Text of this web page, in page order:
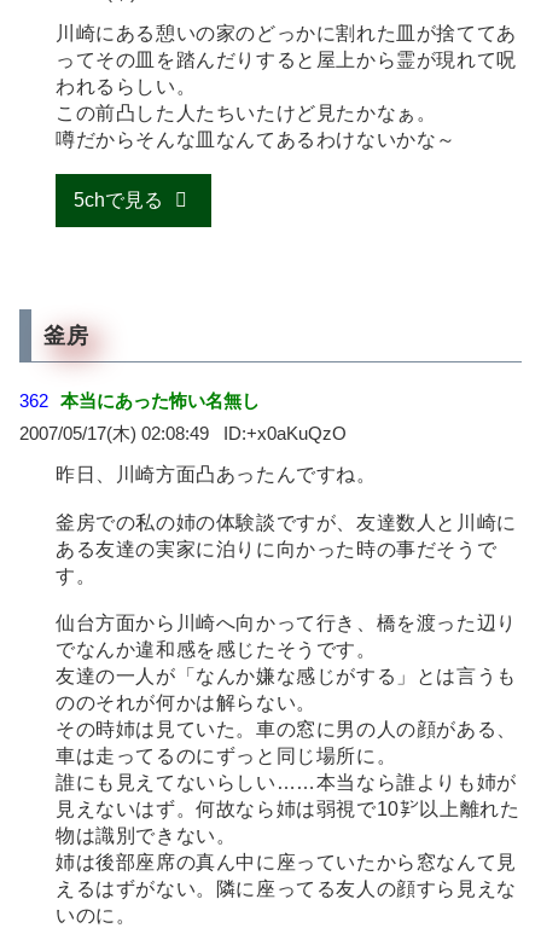
川崎にある憩いの家のどっかに割れた皿が捨ててあ
ってその皿を踏んだりすると屋上から霊が現れて呪
われるらしい。
この前凸した人たちいたけど見たかなぁ。
噂だからそんな皿なんてあるわけないかな～
5chで見る
釜房
362 本当にあった怖い名無し
2007/05/17(木) 02:08:49
+x0aKuQzO
昨日、川崎方面凸あったんですね。
釜房での私の姉の体験談ですが、友達数人と川崎に
ある友達の実家に泊りに向かった時の事だそうで
す。
仙台方面から川崎へ向かって行き、橋を渡った辺り
でなんか違和感を感じたそうです。
友達の一人が「なんか嫌な感じがする」とは言うも
ののそれが何かは解らない。
その時姉は見ていた。車の窓に男の人の顔がある、
車は走ってるのにずっと同じ場所に。
誰にも見えてないらしい……本当なら誰よりも姉が
見えないはず。何故なら姉は弱視で10㌢以上離れた
物は識別できない。
姉は後部座席の真ん中に座っていたから窓なんて見
えるはずがない。隣に座ってる友人の顔すら見えな
いのに。